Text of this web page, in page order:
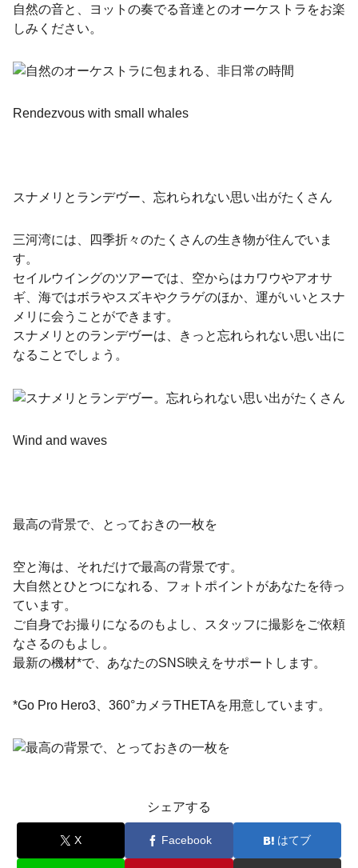
自然の音と、ヨットの奏でる音達とのオーケストラをお楽
しみください。
Rendezvous with small whales
スナメリとランデヴー、忘れられない思い出がたくさん
三河湾には、四季折々のたくさんの生き物が住んでいま
す。
セイルウイングのツアーでは、空からはカワウやアオサ
ギ、海ではボラやスズキやクラゲのほか、運がいいとスナ
メリに会うことができます。
スナメリとのランデヴーは、きっと忘れられない思い出に
なることでしょう。
Wind and waves
最高の背景で、とっておきの一枚を
空と海は、それだけで最高の背景です。
大自然とひとつになれる、フォトポイントがあなたを待っ
ています。
ご自身でお撮りになるのもよし、スタッフに撮影をご依頼
なさるのもよし。
最新の機材*で、あなたのSNS映えをサポートします。
*Go Pro Hero3、360°カメラTHETAを用意しています。
シェアする
X Facebook はてブ